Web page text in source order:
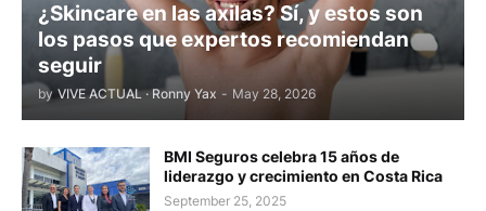
¿Skincare en las axilas? Sí, y estos son
los pasos que expertos recomiendan
seguir
by VIVE ACTUAL · Ronny Yax - May 28, 2026
BMI Seguros celebra 15 años de
liderazgo y crecimiento en Costa Rica
September 25, 2025